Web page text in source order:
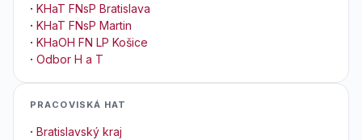
· KHaT FNsP Bratislava
· KHaT FNsP Martin
· KHaOH FN LP Košice
· Odbor H a T
PRACOVISKÁ HAT
· Bratislavský kraj